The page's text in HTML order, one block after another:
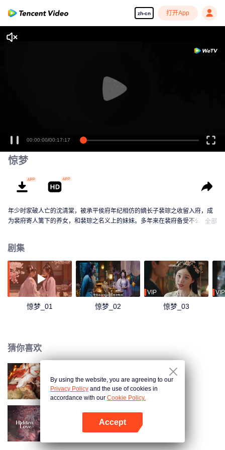
zh-cn 打开App
00:00:00/00:17:17
惊梦
年少时家破人亡的沈清棠，被承平侯府年纪相仿的嫡长子裴琮之收留入府，成
为裴府寄人篱下的养女，和裴琮之名义上的妹妹。多年来在裴府备受不公与打
琮之，逃离这如履薄冰、危险重重的命运……
全部
剧集
惊梦_01 惊梦_02
VIP
惊梦_03
VIP
猜你喜欢
玉奴娇
By using the website, you are agreeing to our
Privacy Policy and the use of cookies in
accordance with our Cookie Policy.
Accept